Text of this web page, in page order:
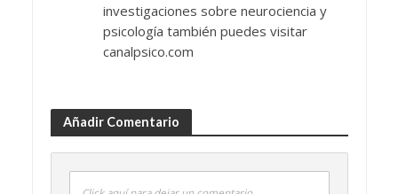
investigaciones sobre neurociencia y
psicología también puedes visitar
canalpsico.com
Añadir Comentario